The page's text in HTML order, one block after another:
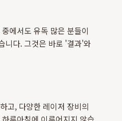
에서도 유독 많은 분들이
니다. 그것은 바로 '결과'와
고, 다양한 레이저 장비의